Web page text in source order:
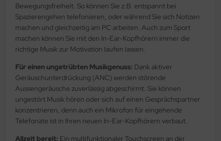
Bewegungsfreiheit. So können Sie z.B. entspannt bei
Spazierengehen telefonieren, oder während Sie sich Notizen
machen und gleichzeitig am PC arbeiten. Auch zum Sport
machen können Sie mit den In-Ear-Kopfhörern immer die
richtige Musik zur Motivation laufen lassen.
Für einen ungetrübten Musikgenuss: Dank aktiver
Geräuschunterdrückung (ANC) werden störende
Aussengeräusche zuverlässig abgeschirmt. Sie können
ungestört Musik hören oder sich auf einen Gesprächspartner
konzentrieren, denn auch ein Mikrofon für eingehende
Telefonate ist in Ihren neuen In-Ear-Kopfhörern verbaut.
Allzeit bereit: Ein multifunktionaler Touchscreen an der